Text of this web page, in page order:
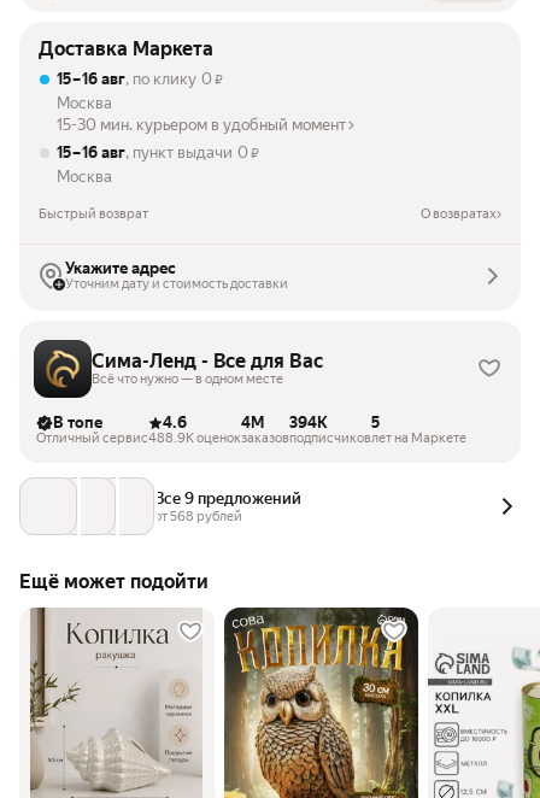
Доставка Маркета
15 – 16 авг, по клику 0 ₽
Москва
15-30 мин. курьером в удобный момент
15 – 16 авг, пункт выдачи 0 ₽
Москва
Быстрый возврат О возвратах
Укажите адрес
Уточним дату и стоимость доставки
Сима-Ленд - Все для Вас
Всё что нужно — в одном месте
В топе
Отличный сервис
4.6
488.9K оценок
4M
заказов
394K
подписчиков
5
лет на Маркете
Все 9 предложений
от 568 рублей
Ещё может подойти